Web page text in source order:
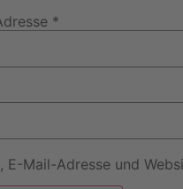
*
E-Mail-Adresse und